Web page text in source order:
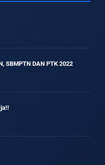
SBMPTN DAN PTK 2022